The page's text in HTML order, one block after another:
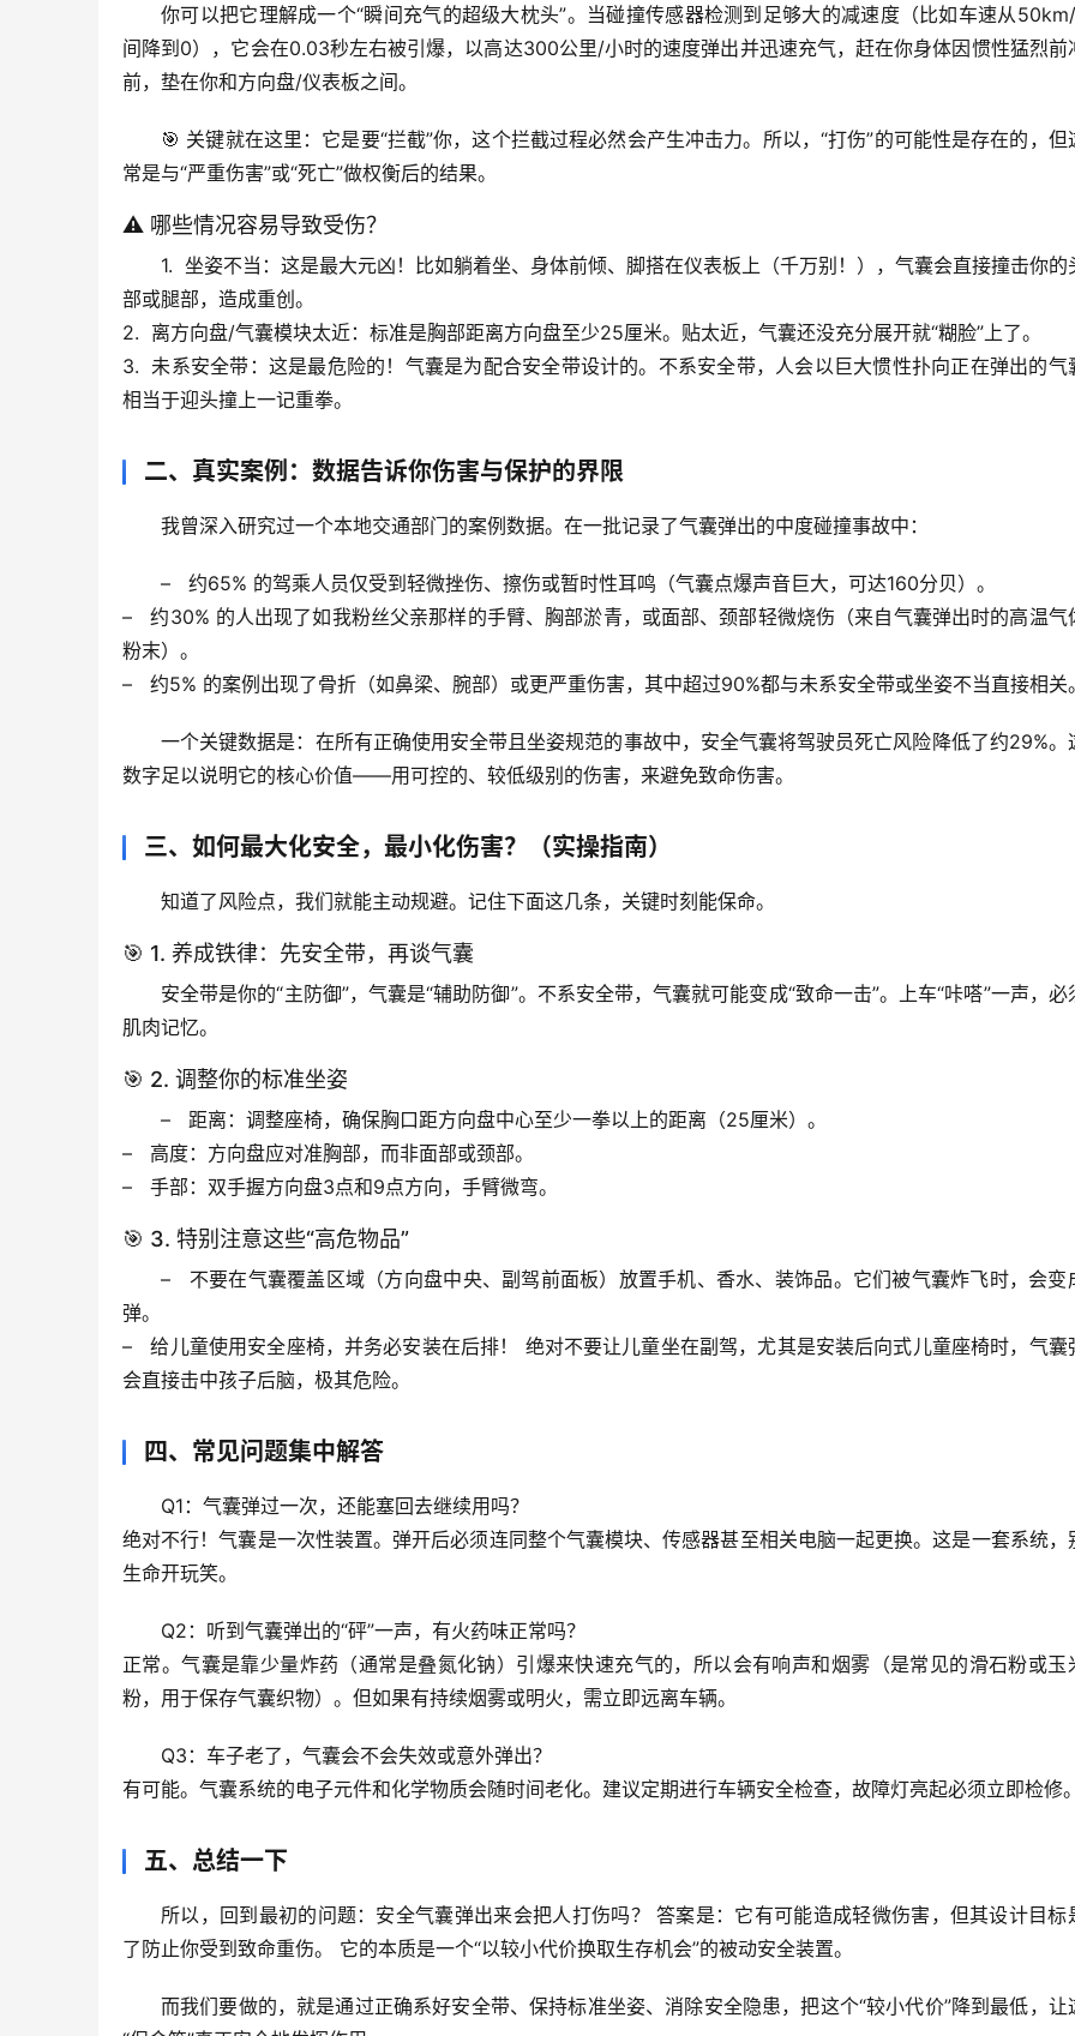
你可以把它理解成一个“瞬间充气的超级大枕头”。当碰撞传感器检测到足够大的减速度（比如车速从
间降到0），它会在0.03秒左右被引爆，以高达300公里/小时的速度弹出并迅速充气，赶在你身体因惯性猛烈前
前，垫在你和方向盘/仪表板之间。
🎯 关键就在这里 ：它是要“拦截”你，这个拦截过程必然会产生冲击力。所以， “打伤”的可能性是存在的 ，但
常是与“严重伤害”或“死亡”做权衡后的结果。
⚠️ 哪些情况容易导致受伤？
1. 坐姿不当 ：这是最大元凶！比如躺着坐、身体前倾、脚搭在仪表板上（千万别！），气囊会直接撞击你的
部或腿部，造成重创。
2. 离方向盘/气囊模块太近：标准是胸部距离方向盘至少25厘米。贴太近，气囊还没充分展开就“糊脸”上了。
3. 未系安全带 ：这是最危险的！气囊是为配合安全带设计的。不系安全带，人会以巨大惯性扑向正在弹出的气
相当于迎头撞上一记重拳。
二、真实案例：数据告诉你伤害与保护的界限
我曾深入研究过一个本地交通部门的案例数据。在一批记录了气囊弹出的中度碰撞事故中：
– 约65% 的驾乘人员仅受到轻微挫伤、擦伤或暂时性耳鸣（气囊点爆声音巨大，可达160分贝）。
– 约30% 的人出现了如我粉丝父亲那样的手臂、胸部淤青，或面部、颈部轻微烧伤（来自气囊弹出时的高温气
粉末）。
– 约5% 的案例出现了骨折（如鼻梁、腕部）或更严重伤害， 其中超过90%都与未系安全带或坐姿不当直接相关。
一个关键数据是 ：在所有正确使用安全带且坐姿规范的事故中，安全气囊将驾驶员死亡风险降低了约29%。
数字足以说明它的核心价值——用可控的、较低级别的伤害，来避免致命伤害。
三、如何最大化安全，最小化伤害？（实操指南）
知道了风险点，我们就能主动规避。记住下面这几条，关键时刻能保命。
🎯 1. 养成铁律：先安全带，再谈气囊
安全带是你的“主防御”，气囊是“辅助防御”。不系安全带，气囊就可能变成“致命一击”。
上车“咔嗒”一声，必
肌肉记忆。
🎯 2. 调整你的标准坐姿
– 距离 ：调整座椅，确保胸口距方向盘中心至少一拳以上的距离（25厘米）。
– 高度：方向盘应对准胸部，而非面部或颈部。
– 手部 ：双手握方向盘3点和9点方向，手臂微弯。
🎯 3. 特别注意这些“高危物品”
– 不要在气囊覆盖区域（方向盘中央、副驾前面板）放置手机、香水、装饰品。它们被气囊炸飞时，会变
弹。
– 给儿童使用安全座椅，并务必安装在后排！
绝对不要让儿童坐在副驾，尤其是安装后向式儿童座椅时，气囊
会直接击中孩子后脑，极其危险。
四、常见问题集中解答
Q1：气囊弹过一次，还能塞回去继续用吗？
绝对不行！气囊是一次性装置。弹开后必须连同整个气囊模块、传感器甚至相关电脑一起更换。这是一套系统，
生命开玩笑。
Q2：听到气囊弹出的“砰”一声，有火药味正常吗？
正常。气囊是靠少量炸药（通常是叠氮化钠）引爆来快速充气的，所以会有响声和烟雾（是常见的滑石粉或玉
粉，用于保存气囊织物）。但如果有持续烟雾或明火，需立即远离车辆。
Q3：车子老了，气囊会不会失效或意外弹出？
有可能。气囊系统的电子元件和化学物质会随时间老化。建议定期进行车辆安全检查，故障灯亮起必须立即检修。
五、总结一下
所以，回到最初的问题： 安全气囊弹出来会把人打伤吗？ 答案是： 它有可能造成轻微伤害，但其设计目标
了防止你受到致命重伤。
它的本质是一个“以较小代价换取生存机会”的被动安全装置。
而我们要做的，就是通过正确系好安全带、保持标准坐姿、消除安全隐患，把这个“较小代价”降到最低，让